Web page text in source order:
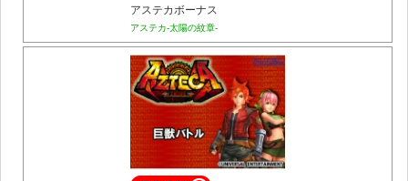
アステカボーナス
アステカ-太陽の紋章-